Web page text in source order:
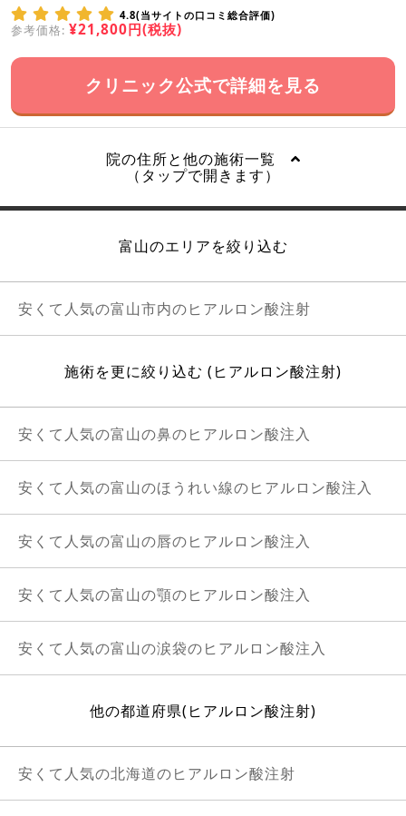
4.8(当サイトの口コミ総合評価)
参考価格: ¥21,800円(税抜)
クリニック公式で詳細を見る
院の住所と他の施術一覧
（タップで開きます）
富山のエリアを絞り込む
安くて人気の富山市内のヒアルロン酸注射
施術を更に絞り込む (ヒアルロン酸注射)
安くて人気の富山の鼻のヒアルロン酸注入
安くて人気の富山のほうれい線のヒアルロン酸注入
安くて人気の富山の唇のヒアルロン酸注入
安くて人気の富山の顎のヒアルロン酸注入
安くて人気の富山の涙袋のヒアルロン酸注入
他の都道府県(ヒアルロン酸注射)
安くて人気の北海道のヒアルロン酸注射